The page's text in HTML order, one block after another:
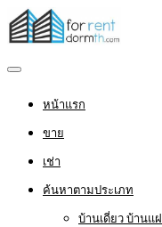
หน้าแรก
ขาย
เช่า
ค้นหาตามประเภท
บ้านเดี่ยว บ้านแ